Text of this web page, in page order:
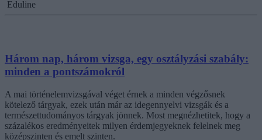
Eduline
Három nap, három vizsga, egy osztályzási szabály:
minden a pontszámokról
A mai történelemvizsgával véget érnek a minden végzősnek
kötelező tárgyak, ezek után már az idegennyelvi vizsgák és a
természettudományos tárgyak jönnek. Most megnézhetitek, hogy a
százalékos eredményeitek milyen érdemjegyeknek felelnek meg
középszinten és emelt szinten.